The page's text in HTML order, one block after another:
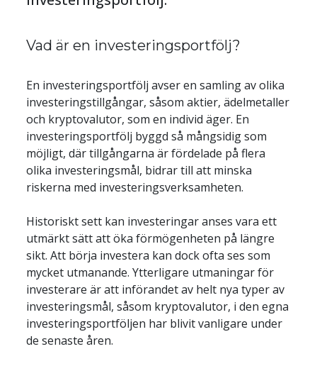
Vad är en investeringsportfölj?
En investeringsportfölj avser en samling av olika
investeringstillgångar, såsom aktier, ädelmetaller
och kryptovalutor, som en individ äger. En
investeringsportfölj byggd så mångsidig som
möjligt, där tillgångarna är fördelade på flera
olika investeringsmål, bidrar till att minska
Historiskt sett kan investeringar anses vara ett
utmärkt sätt att öka förmögenheten på längre
sikt. Att börja investera kan dock ofta ses som
mycket utmanande. Ytterligare utmaningar för
investerare är att införandet av helt nya typer av
investeringsmål, såsom kryptovalutor, i den egna
investeringsportföljen har blivit vanligare under